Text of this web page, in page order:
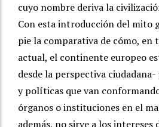
cuyo nombre deriva la
Con esta introducción del mito
pie la comparativa de cómo, en
actual, el continente europeo
desde la perspectiva
y políticas que van
órganos o instituciones en el
además, no sirve a los intereses